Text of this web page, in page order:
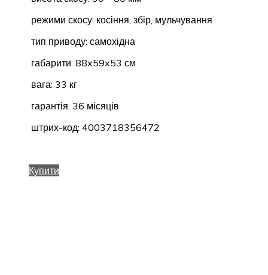
режими скосу: косіння, збір, мульчування
тип приводу: самохідна
габарити: 88x59x53 см
вага: 33 кг
гарантія: 36 місяців
штрих-код: 4003718356472
Купити